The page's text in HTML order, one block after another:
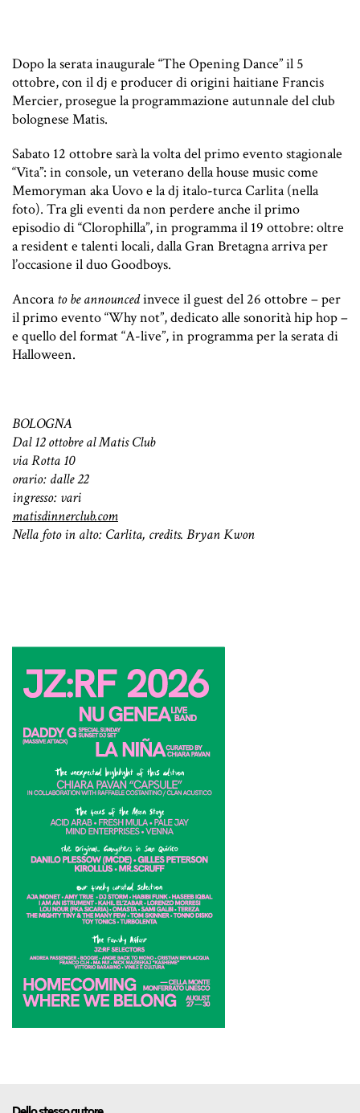
Dopo la serata inaugurale “The Opening Dance” il 5
ottobre, con il dj e producer di origini haitiane Francis
Mercier, prosegue la programmazione autunnale del club
bolognese Matis.
Sabato 12 ottobre sarà la volta del primo evento stagionale
“Vita”: in console, un veterano della house music come
Memoryman aka Uovo e la dj italo-turca Carlita (nella
foto). Tra gli eventi da non perdere anche il primo
episodio di “Clorophilla”, in programma il 19 ottobre: oltre
a resident e talenti locali, dalla Gran Bretagna arriva per
l’occasione il duo Goodboys.
Ancorato be announcedinvece il guest del 26 ottobre – per
il primo evento “Why not”, dedicato alle sonorità hip hop –
e quello del format “A-live”, in programma per la serata di
Halloween.
BOLOGNA
Dal 12 ottobre al Matis Club
via Rotta 10
orario: dalle 22
ingresso: vari
matisdinnerclub.com
Nella foto in alto: Carlita, credits. Bryan Kwon